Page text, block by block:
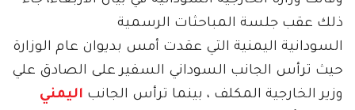
ذلك عقب جلسة المباحثات الرسمية
السودانية اليمنية التي عقدت أمس بديوان عام الوزارة
حيث ترأس الجانب السوداني السفير على الصادق علي
وزير الخارجية المكلف ، بينما ترأس الجانب اليمني